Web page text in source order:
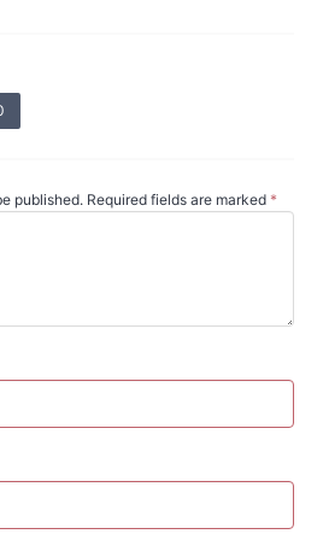
published. Required fields are marked *